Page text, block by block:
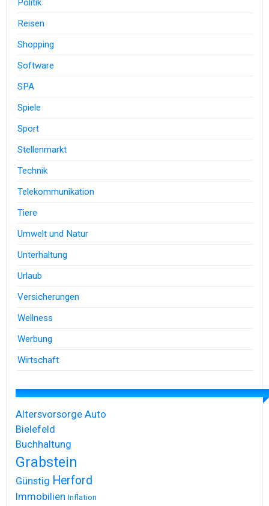
Politik
Reisen
Shopping
Software
SPA
Spiele
Sport
Stellenmarkt
Technik
Telekommunikation
Tiere
Umwelt und Natur
Unterhaltung
Urlaub
Versicherungen
Wellness
Werbung
Wirtschaft
Altersvorsorge Auto
Bielefeld
Buchhaltung
Grabstein
Günstig Herford
Immobilien Inflation